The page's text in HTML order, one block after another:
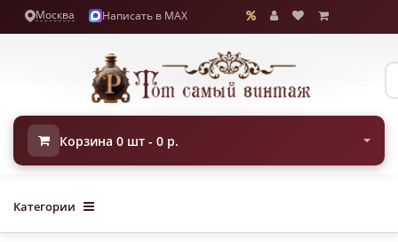
Москва Написать в MAX
Корзина 0 шт - 0 р.
Категории